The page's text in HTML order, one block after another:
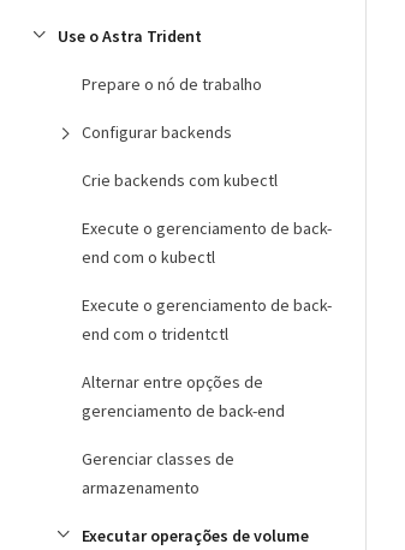
Use o Astra Trident
Prepare o nó de trabalho
Configurar backends
Crie backends com kubectl
Execute o gerenciamento de back-
end com o kubectl
Execute o gerenciamento de back-
end com o tridentctl
Alternar entre opções de
gerenciamento de back-end
Gerenciar classes de
armazenamento
Executar operações de volume